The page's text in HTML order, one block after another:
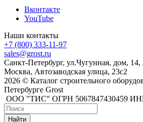
Вконтакте
YouTube
Наши контакты
+7 (800) 333-11-97
sales@grost.ru
Санкт-Петербург, ул.Чугунная, дом, 14,
Москва, Автозаводская улица, 23с2
2026 © Каталог строительного
Петербурге Grost
ООО "ТИС" ОГРН 5067847430459
Найти